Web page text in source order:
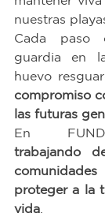
nuestras
Cada paso
guardia en
huevo
compromiso
las futuras
En
trabajando
proteger a la
vida